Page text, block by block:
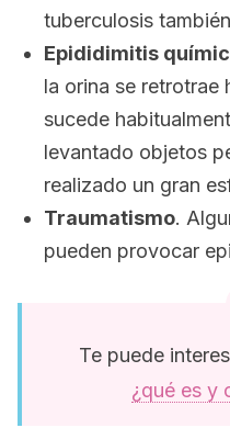
tuberculosis
Epididimitis
la orina se retrotrae
sucede
levantado objetos
realizado un gran
Traumatismo.
pueden provocar
Te puede
¿qué es y